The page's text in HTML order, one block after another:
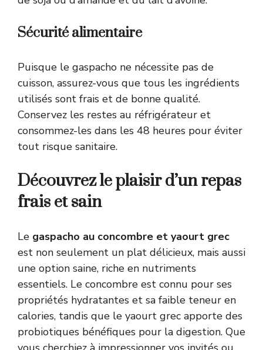
Sécurité alimentaire
Puisque le gaspacho ne nécessite pas de
cuisson, assurez-vous que tous les ingrédients
utilisés sont frais et de bonne qualité.
Conservez les restes au réfrigérateur et
consommez-les dans les 48 heures pour éviter
tout risque sanitaire.
Découvrez le plaisir d’un repas
frais et sain
Le gaspacho au concombre et yaourt grec
est non seulement un plat délicieux, mais aussi
une option saine, riche en nutriments
essentiels. Le concombre est connu pour ses
propriétés hydratantes et sa faible teneur en
calories, tandis que le yaourt grec apporte des
probiotiques bénéfiques pour la digestion. Que